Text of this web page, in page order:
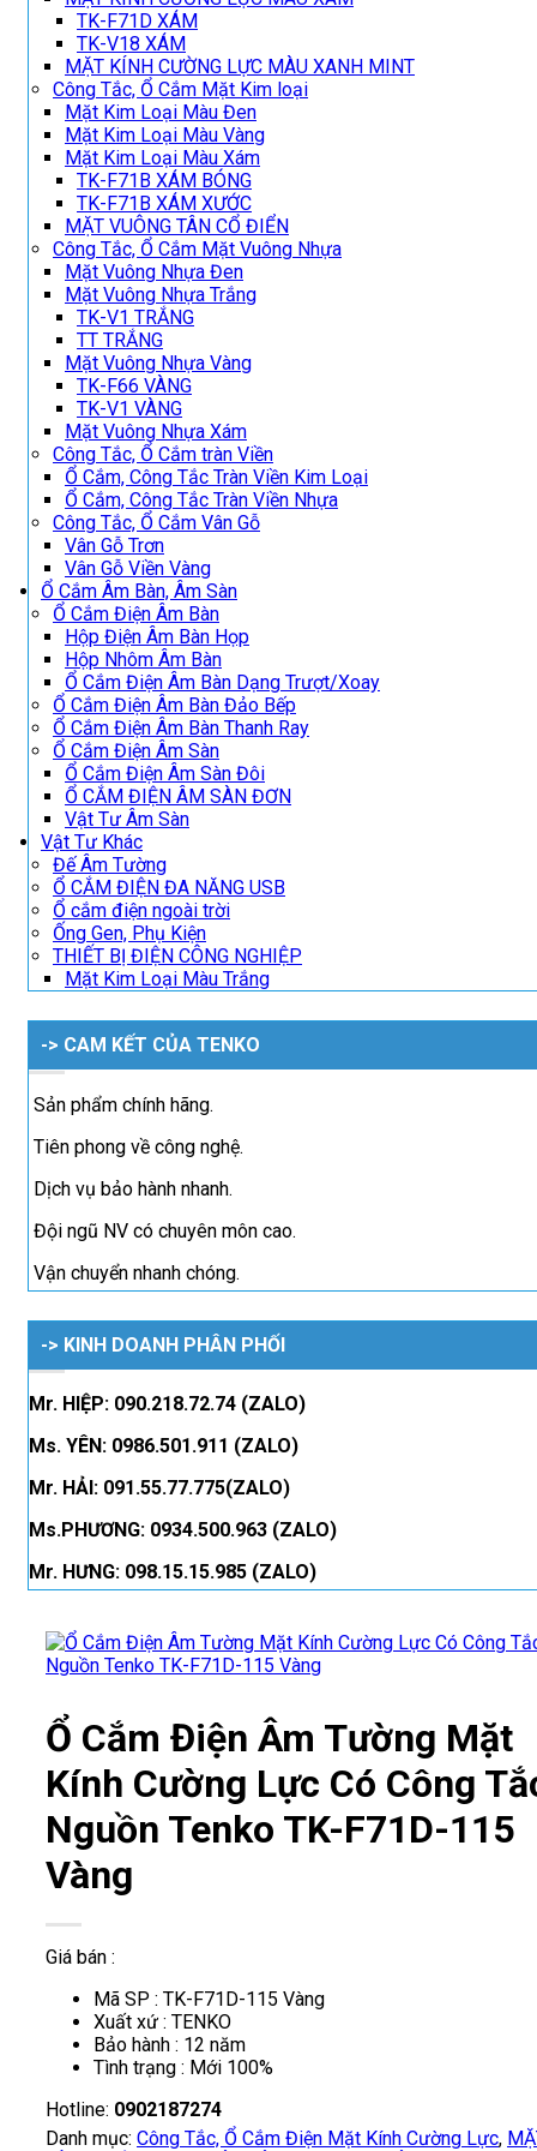
TK-F71D XÁM
TK-V18 XÁM
MẶT KÍNH CƯỜNG LỰC MÀU XANH MINT
Công Tắc, Ổ Cắm Mặt Kim loại
Mặt Kim Loại Màu Đen
Mặt Kim Loại Màu Vàng
Mặt Kim Loại Màu Xám
TK-F71B XÁM BÓNG
TK-F71B XÁM XƯỚC
MẶT VUÔNG TÂN CỔ ĐIỂN
Công Tắc, Ổ Cắm Mặt Vuông Nhựa
Mặt Vuông Nhựa Đen
Mặt Vuông Nhựa Trắng
TK-V1 TRẮNG
TT TRẮNG
Mặt Vuông Nhựa Vàng
TK-F66 VÀNG
TK-V1 VÀNG
Mặt Vuông Nhựa Xám
Công Tắc, Ổ Cắm tràn Viền
Ổ Cắm, Công Tắc Tràn Viền Kim Loại
Ổ Cắm, Công Tắc Tràn Viền Nhựa
Công Tắc, Ổ Cắm Vân Gỗ
Vân Gỗ Trơn
Vân Gỗ Viền Vàng
Ổ Cắm Âm Bàn, Âm Sàn
Ổ Cắm Điện Âm Bàn
Hộp Điện Âm Bàn Họp
Hộp Nhôm Âm Bàn
Ổ Cắm Điện Âm Bàn Dạng Trượt/Xoay
Ổ Cắm Điện Âm Bàn Đảo Bếp
Ổ Cắm Điện Âm Bàn Thanh Ray
Ổ Cắm Điện Âm Sàn
Ổ Cắm Điện Âm Sàn Đôi
Ổ CẮM ĐIỆN ÂM SÀN ĐƠN
Vật Tư Âm Sàn
Vật Tư Khác
Đế Âm Tường
Ổ CẮM ĐIỆN ĐA NĂNG USB
Ổ cắm điện ngoài trời
Ống Gen, Phụ Kiện
THIẾT BỊ ĐIỆN CÔNG NGHIỆP
Mặt Kim Loại Màu Trắng
-> CAM KẾT CỦA TENKO
Sản phẩm chính hãng.
Tiên phong về công nghệ.
Dịch vụ bảo hành nhanh.
Đội ngũ NV có chuyên môn cao.
Vận chuyển nhanh chóng.
-> KINH DOANH PHÂN PHỐI
Mr. HIỆP: 090.218.72.74 (ZALO)
Ms. YÊN: 0986.501.911 (ZALO)
Mr. HẢI: 091.55.77.775(ZALO)
Ms.PHƯƠNG: 0934.500.963 (ZALO)
Mr. HƯNG: 098.15.15.985 (ZALO)
Ổ Cắm Điện Âm Tường Mặt
Kính Cường Lực Có Công
Nguồn Tenko TK-F71D-115
Vàng
Giá bán :
Mã SP : TK-F71D-115 Vàng
Xuất xứ : TENKO
Bảo hành : 12 năm
Tình trạng : Mới 100%
Hotline: 0902187274
Danh mục: Công Tắc, Ổ Cắm Điện Mặt Kính Cường Lực,